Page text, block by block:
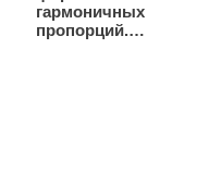
гармоничных
пропорций.…